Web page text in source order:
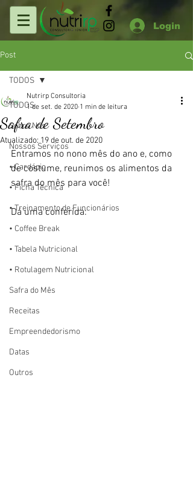
Login
Post
TODOS
Sobre Nós
Nossos Serviços
• Cardápio
• Ficha Técnica
• Treinamento de Funcionários
• Coffee Break
• Tabela Nutricional
• Rotulagem Nutricional
Safra do Mês
Receitas
Empreendedorismo
Datas
Outros
TODOS
Safra de Setembro
Nutrirp Consultoria
1 de set. de 2020 1 min de leitura
Atualizado:19 de out. de 2020
Entramos no nono mês do ano e, como
de costume, reunimos os alimentos da
safra do mês para você!
Dá uma conferida: